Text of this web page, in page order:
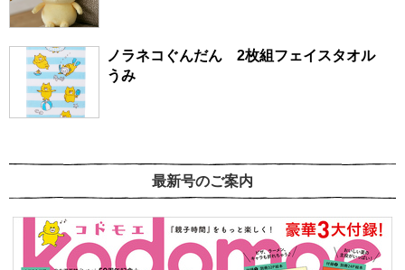
ノラネコぐんだん 2枚組フェイスタオル
うみ
最新号のご案内